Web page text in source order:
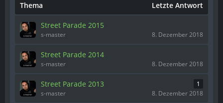
Thema Letzte Antwort
Street Parade 2015
s-master 8. Dezember 2018
Street Parade 2014
s-master 8. Dezember 2018
Street Parade 2013
1
s-master
8. Dezember 2018